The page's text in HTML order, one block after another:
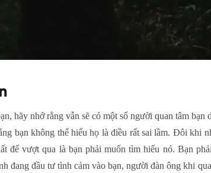
hãy nhớ rằng vẫn sẽ có một số người quan tâm bạn
bạn không thể hiểu họ là điều rất sai lầm. Đôi khi
để vượt qua là bạn phải muốn tìm hiểu nó. Bạn
đang đầu tư tình cảm vào bạn, người đàn ông khi